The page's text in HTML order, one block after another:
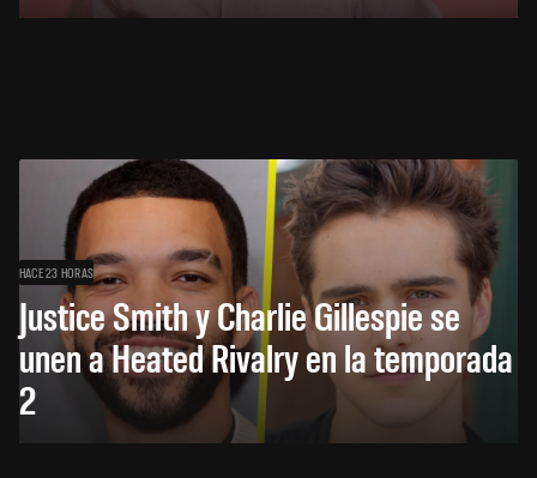
HACE 23 HORAS
Justice Smith y Charlie Gillespie se
unen a Heated Rivalry en la temporada
2